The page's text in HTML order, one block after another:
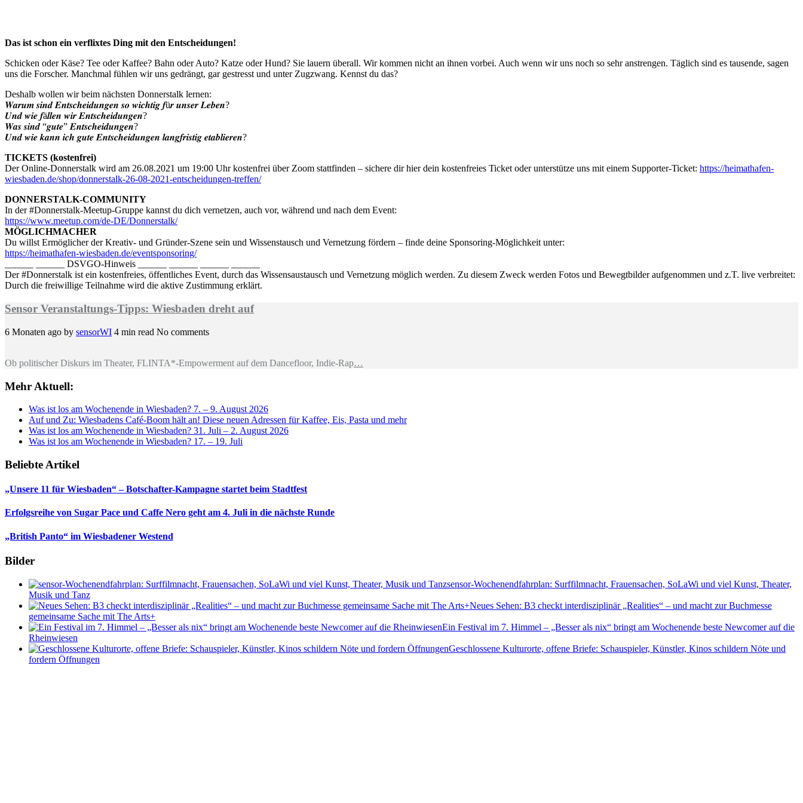
Das ist schon ein verflixtes Ding mit den Entscheidungen!
Schicken oder Käse? Tee oder Kaffee? Bahn oder Auto? Katze oder Hund? Sie lauern überall. Wir kommen nicht an ihnen vorbei. Auch wenn wir uns noch so sehr anstrengen. Täglich sind es tausende, sagen
uns die Forscher. Manchmal fühlen wir uns gedrängt, gar gestresst und unter Zugzwang. Kennst du das?
Deshalb wollen wir beim nächsten Donnerstalk lernen:
𝑾𝒂𝒓𝒖𝒎 𝒔𝒊𝒏𝒅 𝑬𝒏𝒕𝒔𝒄𝒉𝒆𝒊𝒅𝒖𝒏𝒈𝒆𝒏 𝒔𝒐 𝒘𝒊𝒄𝒉𝒕𝒊𝒈 𝒇ü𝒓 𝒖𝒏𝒔𝒆𝒓 𝑳𝒆𝒃𝒆𝒏?
𝑼𝒏𝒅 𝒘𝒊𝒆 𝒇ä𝒍𝒍𝒆𝒏 𝒘𝒊𝒓 𝑬𝒏𝒕𝒔𝒄𝒉𝒆𝒊𝒅𝒖𝒏𝒈𝒆𝒏?
𝑾𝒂𝒔 𝒔𝒊𝒏𝒅 “𝒈𝒖𝒕𝒆” 𝑬𝒏𝒕𝒔𝒄𝒉𝒆𝒊𝒅𝒖𝒏𝒈𝒆𝒏?
𝑼𝒏𝒅 𝒘𝒊𝒆 𝒌𝒂𝒏𝒏 𝒊𝒄𝒉 𝒈𝒖𝒕𝒆 𝑬𝒏𝒕𝒔𝒄𝒉𝒆𝒊𝒅𝒖𝒏𝒈𝒆𝒏 𝒍𝒂𝒏𝒈𝒇𝒓𝒊𝒔𝒕𝒊𝒈 𝒆𝒕𝒂𝒃𝒍𝒊𝒆𝒓𝒆𝒏?
TICKETS (kostenfrei)
Der Online-Donnerstalk wird am 26.08.2021 um 19:00 Uhr kostenfrei über Zoom stattfinden – sichere dir hier dein kostenfreies Ticket oder unterstütze uns mit einem Supporter-Ticket: https://heimathafen-
wiesbaden.de/shop/donnerstalk-26-08-2021-entscheidungen-treffen/
DONNERSTALK-COMMUNITY
In der #Donnerstalk-Meetup-Gruppe kannst du dich vernetzen, auch vor, während und nach dem Event:
https://www.meetup.com/de-DE/Donnerstalk/
MÖGLICHMACHER
Du willst Ermöglicher der Kreativ- und Gründer-Szene sein und Wissenstausch und Vernetzung fördern – finde deine Sponsoring-Möglichkeit unter:
https://heimathafen-wiesbaden.de/eventsponsoring/
______ ______ DSVGO-Hinweis ______ ______ ______ ______
Der #Donnerstalk ist ein kostenfreies, öffentliches Event, durch das Wissensaustausch und Vernetzung möglich werden. Zu diesem Zweck werden Fotos und Bewegtbilder aufgenommen und z.T. live verbreitet:
Durch die freiwillige Teilnahme wird die aktive Zustimmung erklärt.
Sensor Veranstaltungs-Tipps: Wiesbaden dreht auf
6 Monaten ago by sensorWI 4 min read No comments
Ob politischer Diskurs im Theater, FLINTA*-Empowerment auf dem Dancefloor, Indie-Rap…
Mehr Aktuell:
Was ist los am Wochenende in Wiesbaden? 7. – 9. August 2026
Auf und Zu: Wiesbadens Café-Boom hält an! Diese neuen Adressen für Kaffee, Eis, Pasta und mehr
Was ist los am Wochenende in Wiesbaden? 31. Juli – 2. August 2026
Was ist los am Wochenende in Wiesbaden? 17. – 19. Juli
Beliebte Artikel
„Unsere 11 für Wiesbaden“ – Botschafter-Kampagne startet beim Stadtfest
Erfolgsreihe von Sugar Pace und Caffe Nero geht am 4. Juli in die nächste Runde
„British Panto“ im Wiesbadener Westend
Bilder
sensor-Wochenendfahrplan: Surffilmnacht, Frauensachen, SoLaWi und viel Kunst, Theater,
Musik und Tanz
Neues Sehen: B3 checkt interdisziplinär „Realities“ – und macht zur Buchmesse
gemeinsame Sache mit The Arts+
Ein Festival im 7. Himmel – „Besser als nix“ bringt am Wochenende beste Newcomer auf die
Rheinwiesen
Geschlossene Kulturorte, offene Briefe: Schauspieler, Künstler, Kinos schildern Nöte und
fordern Öffnungen